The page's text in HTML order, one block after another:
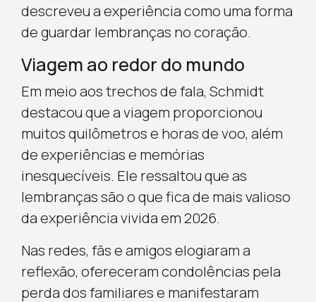
descreveu a experiência como uma forma
de guardar lembranças no coração.
Viagem ao redor do mundo
Em meio aos trechos de fala, Schmidt
destacou que a viagem proporcionou
muitos quilômetros e horas de voo, além
de experiências e memórias
inesquecíveis. Ele ressaltou que as
lembranças são o que fica de mais valioso
da experiência vivida em 2026.
Nas redes, fãs e amigos elogiaram a
reflexão, ofereceram condolências pela
perda dos familiares e manifestaram